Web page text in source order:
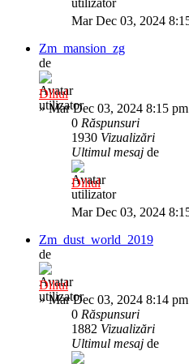
Mar Dec 03, 2024
Zm_mansion_zg
de
Diliul
»Mar Dec 03, 2024 8:15 pm
0 Răspunsuri
1930 Vizualizări
Ultimul mesaj de
Diliul
Mar Dec 03, 2024
Zm_dust_world_2019
de
Diliul
»Mar Dec 03, 2024 8:14 pm
0 Răspunsuri
1882 Vizualizări
Ultimul mesaj de